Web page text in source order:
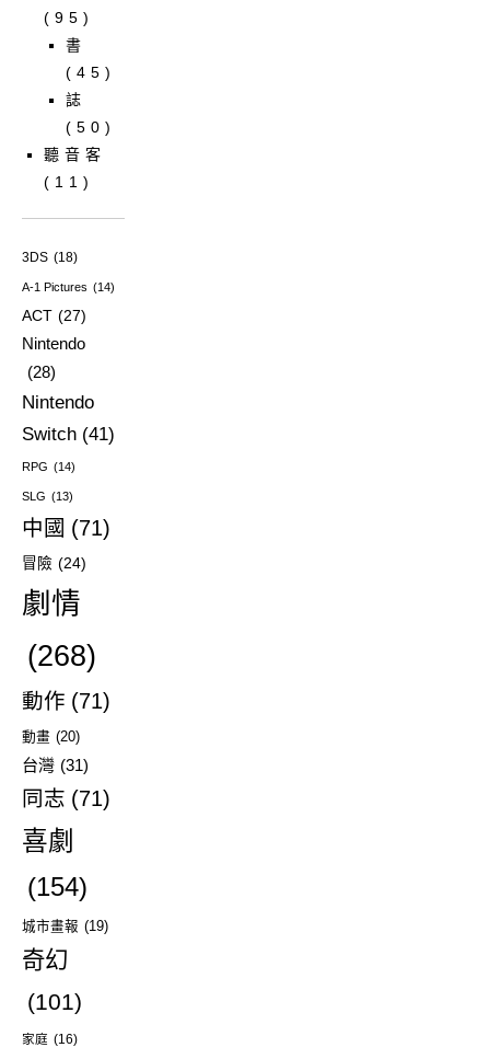
(95)
書
(45)
誌
(50)
聽音客
(11)
3DS (18)
A-1 Pictures (14)
ACT (27)
Nintendo
(28)
Nintendo
Switch (41)
RPG (14)
SLG (13)
中國 (71)
冒險 (24)
劇情
(268)
動作 (71)
動畫 (20)
台灣 (31)
同志 (71)
喜劇
(154)
城市畫報 (19)
奇幻
(101)
家庭 (16)